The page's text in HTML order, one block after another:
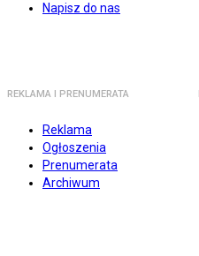
Napisz do nas
REKLAMA I PRENUMERATA
Reklama
Ogłoszenia
Prenumerata
Archiwum